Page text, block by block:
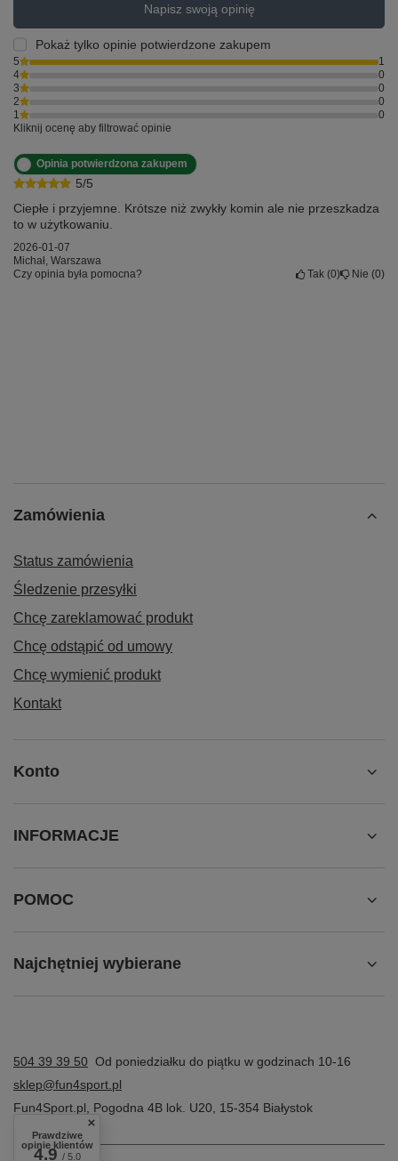
Napisz swoją opinię
Pokaż tylko opinie potwierdzone zakupem
5
1
4
0
3
0
2
0
1
0
Kliknij ocenę aby filtrować opinie
5/5
Opinia potwierdzona zakupem
Ciepłe i przyjemne. Krótsze niż zwykły komin ale nie przeszkadza
to w użytkowaniu.
2026-01-07
Michał, Warszawa
Czy opinia była pomocna?
Tak 0 Nie 0
Zamówienia
Status zamówienia
Śledzenie przesyłki
Chcę zareklamować produkt
Chcę odstąpić od umowy
Chcę wymienić produkt
Kontakt
Konto
INFORMACJE
POMOC
Najchętniej wybierane
504 39 39 50 Od poniedziałku do piątku w godzinach 10-16
sklep@fun4sport.pl
Fun4Sport.pl
Pogodna 4B lok. U20 15-354 Białystok
Prawdziwe
opinie klientów
4.9/ 5.0